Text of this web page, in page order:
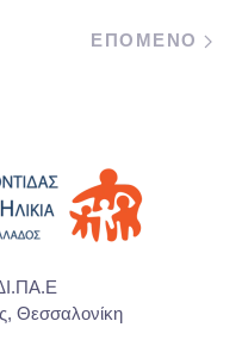
ΕΠΟΜΕΝΟ
Θεσσαλονίκη